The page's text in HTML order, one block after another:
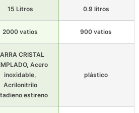
15 Litros 0.9 litros
2000 vatios 900 vatios
CRISTAL
Acero
inoxidable,
Acrilonitrilo
estireno
plástico